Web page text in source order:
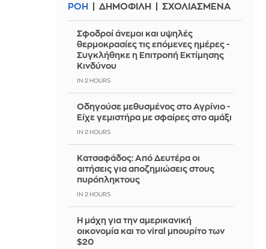
ΡΟΗ ΔΗΜΟΦΙΛΗ ΣΧΟΛΙΑΣΜΕΝΑ
Σφοδροί άνεμοι και υψηλές
θερμοκρασίες τις επόμενες ημέρες -
Συγκλήθηκε η Επιτροπή Εκτίμησης
Κινδύνου
IN 2 HOURS
Οδηγούσε μεθυσμένος στο Αγρίνιο -
Είχε γεμιστήρα με σφαίρες στο αμάξι
IN 2 HOURS
Κατσαφάδος: Από Δευτέρα οι
αιτήσεις για αποζημιώσεις στους
πυρόπληκτους
IN 2 HOURS
Η μάχη για την αμερικανική
οικονομία και το viral μπουρίτο των
$20